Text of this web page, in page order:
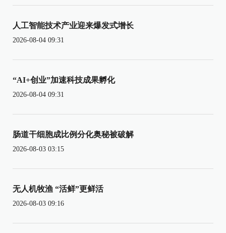
人工智能技术产业迎来爆发式增长
2026-08-04 09:31
“AI+创业”加速科技成果孵化
2026-08-04 09:31
肠道干细胞成比例分化奥秘被破解
2026-08-03 03:15
无人机牧渔 “活鲜”更鲜活
2026-08-03 09:16